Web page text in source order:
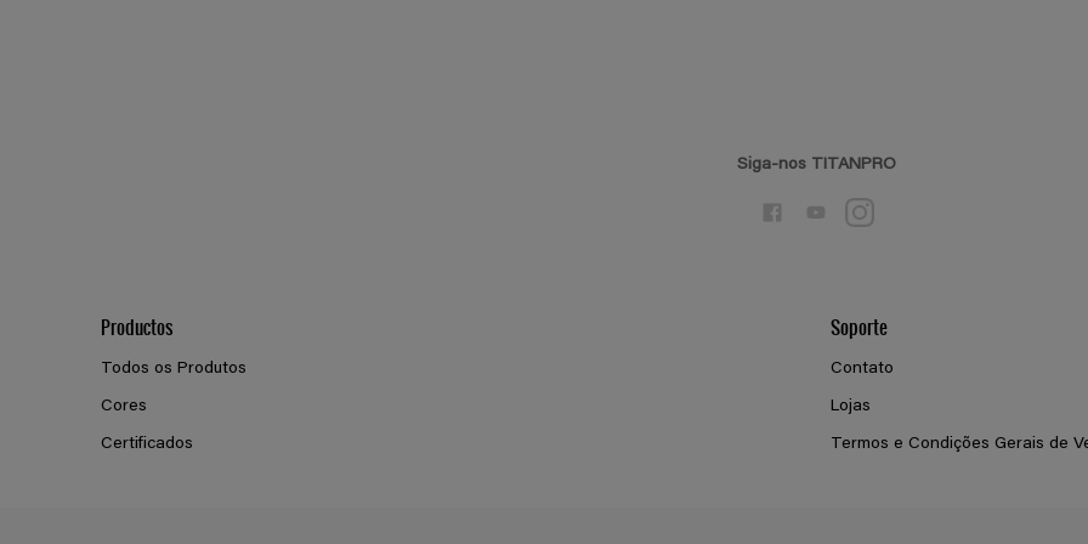
Siga-nos TITANPRO
Productos
Todos os Produtos
Cores
Certificados
Soporte
Contato
Lojas
Termos e Condições Gerais de